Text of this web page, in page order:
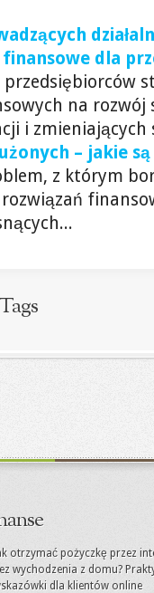
dla
przedsiębiorców
na rozwój
i zmieniających
– jakie
z którym
Tags
otrzymać pożyczkę przez
wychodzenia z domu?
dla klientów online